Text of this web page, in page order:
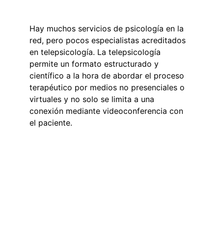
Hay muchos servicios de psicología en la
red, pero pocos especialistas acreditados
en telepsicología. La telepsicología
permite un formato estructurado y
científico a la hora de abordar el proceso
terapéutico por medios no presenciales o
virtuales y no solo se limita a una
conexión mediante videoconferencia con
el paciente.